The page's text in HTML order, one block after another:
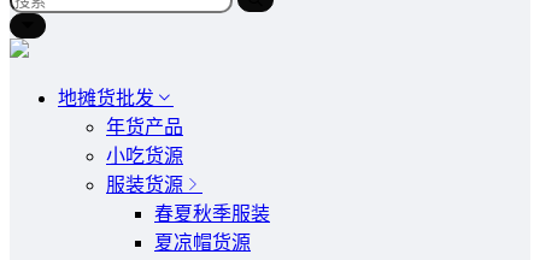
地摊货批发
年货产品
小吃货源
服装货源
春夏秋季服装
夏凉帽货源